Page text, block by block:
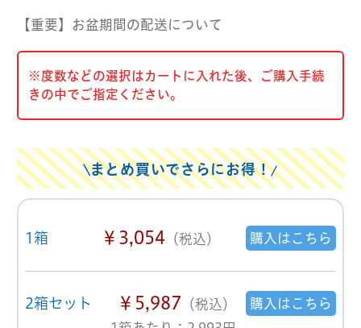
【重要】お盆期間の配送について
※度数などの選択はカートに入れた後、ご購入手続
きの中でご指定ください。
まとめ買いでさらにお得！
1箱 ￥3,054（税込） 購入はこちら
2箱セット ￥5,987 （税込）
購入はこちら